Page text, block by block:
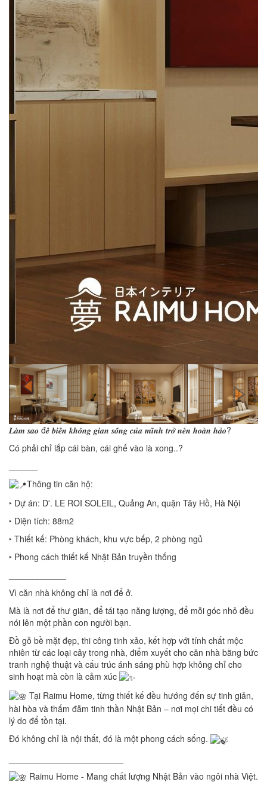
𝑳𝒂̀𝒎 𝒔𝒂𝒐 đ𝒆̂̉ 𝒃𝒊𝒆̂́𝒏 𝒌𝒉𝒐̂𝒏𝒈 𝒈𝒊𝒂𝒏 𝒔𝒐̂́𝒏𝒈 𝒄𝒖̉𝒂 𝒎𝒊̀𝒏𝒉 𝒕𝒓𝒐̛̉ 𝒏𝒆̂𝒏 𝒉𝒐𝒂̀𝒏 𝒉𝒂̉𝒐?
Có phải chỉ lắp cái bàn, cái ghế vào là xong..?
Thông tin căn hộ:
‣ Dự án: D'. LE ROI SOLEIL, Quảng An, quận Tây Hồ, Hà Nội
‣ Diện tích: 88m2
‣ Thiết kế: Phòng khách, khu vực bếp, 2 phòng ngủ
‣ Phong cách thiết kế Nhật Bản truyền thống
Vì căn nhà không chỉ là nơi để ở.
Mà là nơi để thư giãn, để tái tạo năng lượng, để mỗi góc nhỏ đều
nói lên một phần con người bạn.
Đồ gỗ bề mặt đẹp, thi công tinh xảo, kết hợp với tính chất mộc
nhiên từ các loại cây trong nhà, điểm xuyết cho căn nhà bằng bức
tranh nghệ thuật và cấu trúc ánh sáng phù hợp không chỉ cho
sinh hoạt mà còn là cảm xúc
Tại Raimu Home, từng thiết kế đều hướng đến sự tinh giản,
hài hòa và thấm đẫm tinh thần Nhật Bản – nơi mọi chi tiết đều có
lý do để tồn tại.
Đó không chỉ là nội thất, đó là một phong cách sống.
Raimu Home - Mang chất lượng Nhật Bản vào ngôi nhà Việt.